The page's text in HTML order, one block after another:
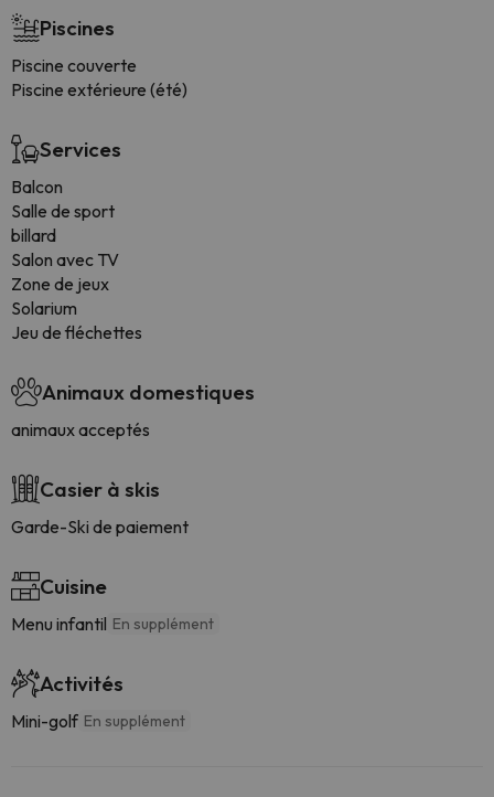
Piscines
Piscine couverte
Piscine extérieure (été)
Services
Balcon
Salle de sport
billard
Salon avec TV
Zone de jeux
Solarium
Jeu de fléchettes
Animaux domestiques
animaux acceptés
Casier à skis
Garde-Ski de paiement
Cuisine
Menu infantil En supplément
Activités
Mini-golf En supplément